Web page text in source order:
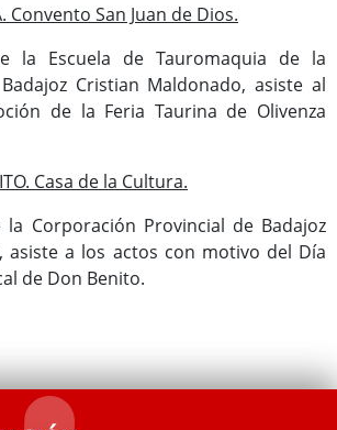
Convento San Juan de Dios.
la Escuela de Tauromaquia de la
Cristian Maldonado, asiste al
de la Feria Taurina de Olivenza
Casa de la Cultura.
Corporación Provincial de Badajoz
asiste a los actos con motivo del Día
de Don Benito.